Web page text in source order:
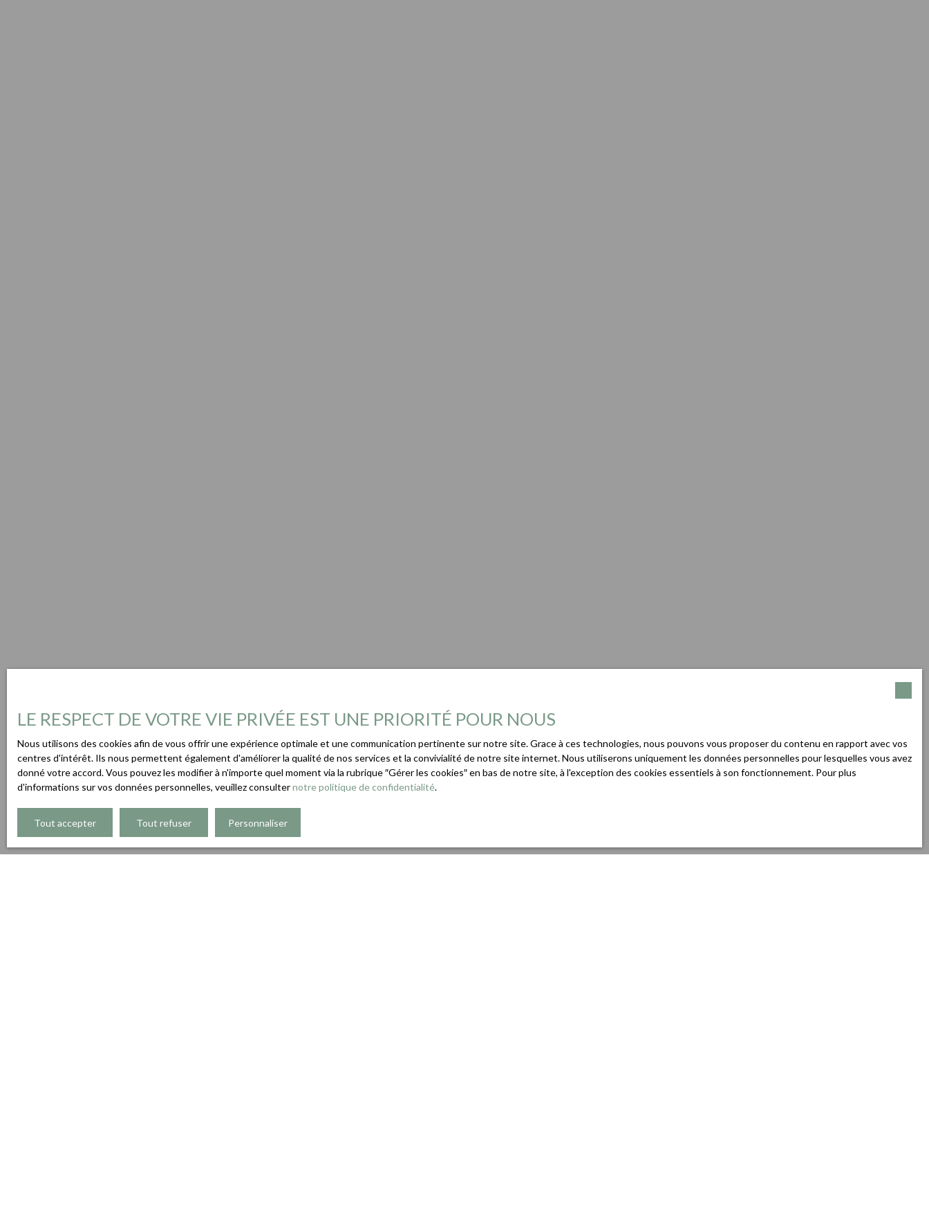
LE RESPECT DE VOTRE VIE PRIVÉE EST UNE PRIORITÉ POUR NOUS
Nous utilisons des cookies afin de vous offrir une expérience optimale et une communication pertinente sur notre site. Grace à ces technologies, nous pouvons vous proposer du contenu en rapport avec vos
centres d'intérêt. Ils nous permettent également d'améliorer la qualité de nos services et la convivialité de notre site internet. Nous utiliserons uniquement les données personnelles pour lesquelles vous avez
donné votre accord. Vous pouvez les modifier à n'importe quel moment via la rubrique ″Gérer les cookies″ en bas de notre site, à l'exception des cookies essentiels à son fonctionnement. Pour plus
d'informations sur vos données personnelles, veuillez consulternotre politique de confidentialité.
Tout accepter Tout refuser Personnaliser